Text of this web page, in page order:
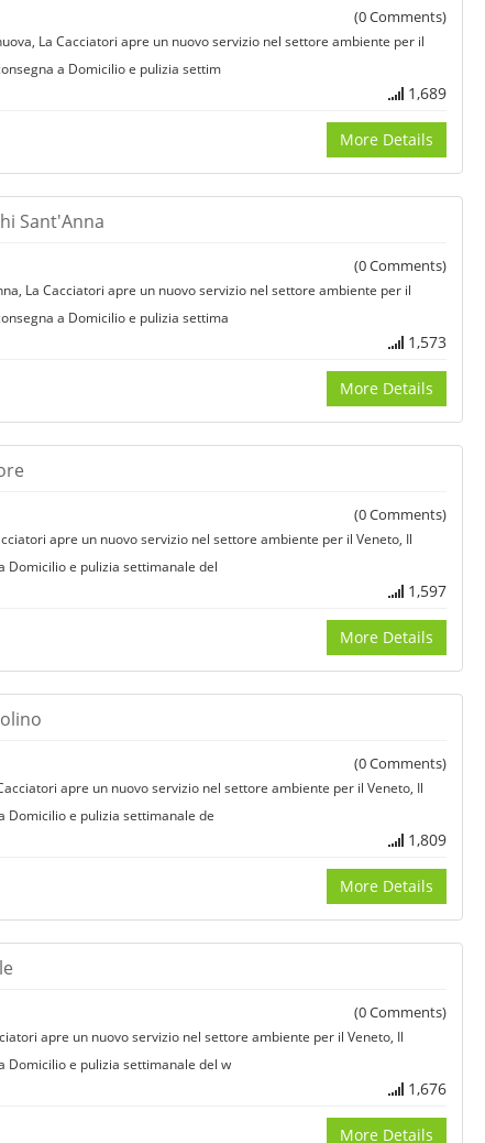
(0Comments)
La Cacciatori apre un nuovo servizio nel settore ambiente per il
a Domicilio e pulizia settim
1,689
More Details
Sant'Anna
(0Comments)
La Cacciatori apre un nuovo servizio nel settore ambiente per il
a Domicilio e pulizia settima
1,573
More Details
(0Comments)
apre un nuovo servizio nel settore ambiente per il Veneto, Il
Domicilio e pulizia settimanale del
1,597
More Details
(0Comments)
apre un nuovo servizio nel settore ambiente per il Veneto, Il
Domicilio e pulizia settimanale de
1,809
More Details
(0Comments)
apre un nuovo servizio nel settore ambiente per il Veneto, Il
Domicilio e pulizia settimanale del w
1,676
More Details